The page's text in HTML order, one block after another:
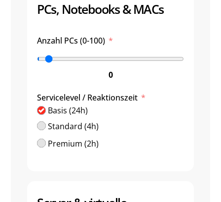
PCs, Notebooks & MACs
Anzahl PCs (0-100)
0
Servicelevel / Reaktionszeit
Basis (24h)
Standard (4h)
Premium (2h)